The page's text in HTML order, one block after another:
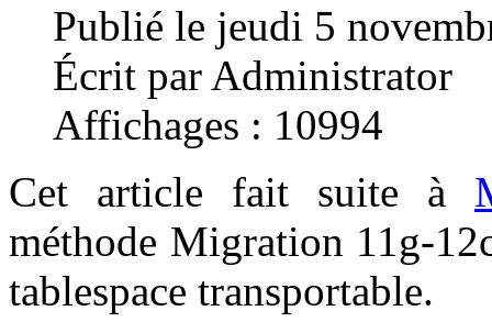
Publié le jeudi 5
Écrit par Administrator
Affichages : 10994
Cet article fait suite à
méthode Migration 11g-
tablespace transportable.